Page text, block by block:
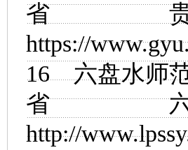
省
https://
16六盘水师
省 六
http://